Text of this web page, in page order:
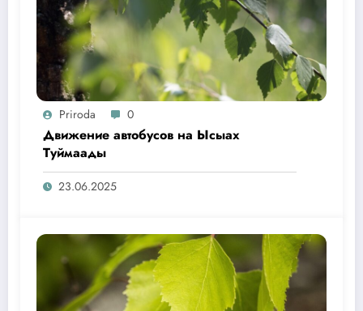
Priroda 0
Движение автобусов на Ысыах
Туймаады
23.06.2025